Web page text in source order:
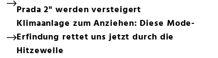
Prada 2" werden versteigert
Klimaanlage zum Anziehen: Diese Mode-
Erfindung rettet uns jetzt durch die
Hitzewelle